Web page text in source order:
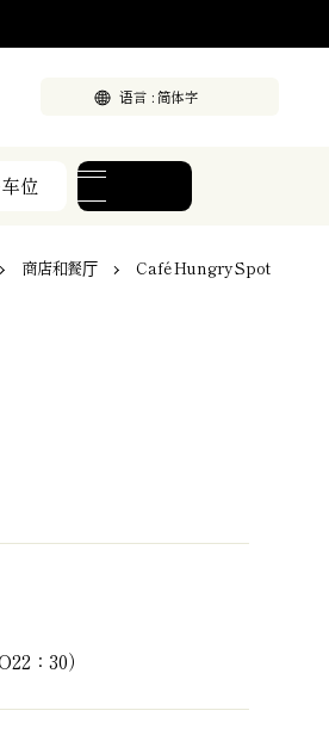
语言
位
商店和餐厅 Café Hungry Spot
：30）